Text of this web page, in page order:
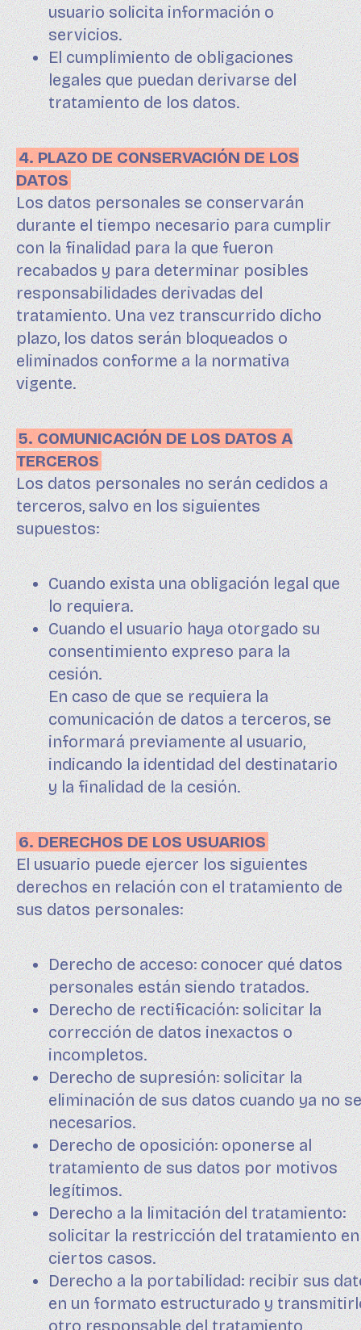
usuario solicita información o
servicios.
El cumplimiento de obligaciones
legales que puedan derivarse del
tratamiento de los datos.
4. PLAZO DE CONSERVACIÓN DE LOS
DATOS
Los datos personales se conservarán
durante el tiempo necesario para cumplir
con la finalidad para la que fueron
recabados y para determinar posibles
responsabilidades derivadas del
tratamiento. Una vez transcurrido dicho
plazo, los datos serán bloqueados o
eliminados conforme a la normativa
vigente.
5. COMUNICACIÓN DE LOS DATOS A
TERCEROS
Los datos personales no serán cedidos a
terceros, salvo en los siguientes
supuestos:
Cuando exista una obligación legal que
lo requiera.
Cuando el usuario haya otorgado su
consentimiento expreso para la
cesión.
En caso de que se requiera la
comunicación de datos a terceros, se
informará previamente al usuario,
indicando la identidad del destinatario
y la finalidad de la cesión.
6. DERECHOS DE LOS USUARIOS
El usuario puede ejercer los siguientes
derechos en relación con el tratamiento de
sus datos personales:
Derecho de acceso: conocer qué datos
personales están siendo tratados.
Derecho de rectificación: solicitar la
corrección de datos inexactos o
incompletos.
Derecho de supresión: solicitar la
eliminación de sus datos cuando ya no
necesarios.
Derecho de oposición: oponerse al
tratamiento de sus datos por motivos
legítimos.
Derecho a la limitación del tratamiento:
solicitar la restricción del tratamiento en
ciertos casos.
Derecho a la portabilidad: recibir sus
en un formato estructurado y
otro responsable del tratamiento.